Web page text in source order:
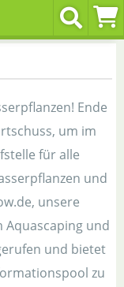
Ende
um im
für alle
und
unsere
und
und bietet
zu